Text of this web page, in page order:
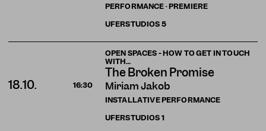
PERFORMANCE · PREMIERE
UFERSTUDIOS5
OPEN SPACES - HOW TO GET IN TOUCH
WITH…
The Broken Promise
Miriam Jakob
INSTALLATIVE PERFORMANCE
18.10. 16:30
UFERSTUDIOS1